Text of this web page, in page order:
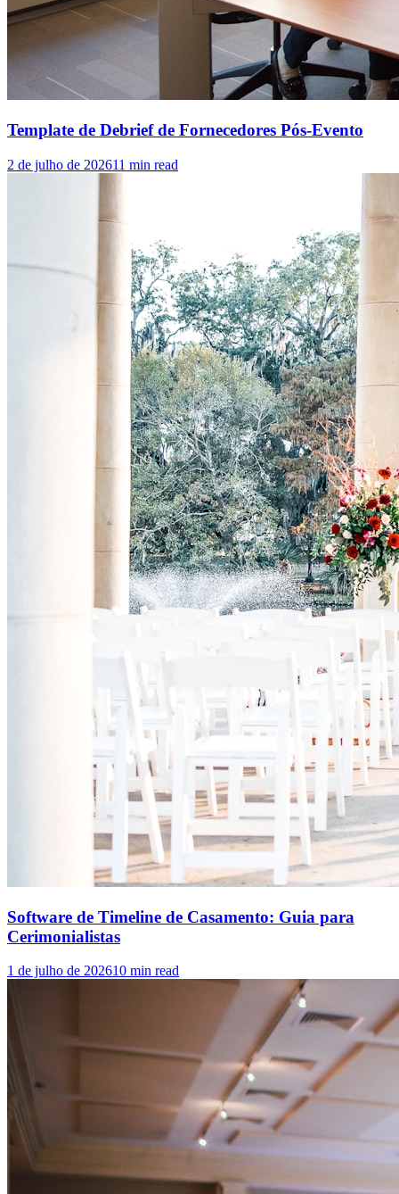
Template de Debrief de Fornecedores Pós-Evento
2 de julho de 202611 min read
Software de Timeline de Casamento: Guia para
Cerimonialistas
1 de julho de 202610 min read